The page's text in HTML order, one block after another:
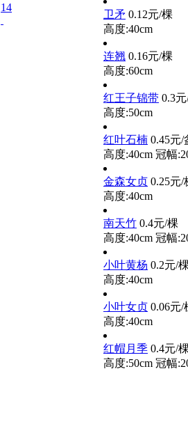
卫矛 0.12元/棵
高度:40cm
连翘 0.16元/棵
高度:60cm
红王子锦带 0.3
高度:50cm
红叶石楠 0.45元/
高度:40cm 冠幅
金森女贞 0.25元/
高度:40cm
南天竹 0.4元/棵
高度:40cm 冠幅
小叶黄杨 0.2元/
高度:40cm
小叶女贞 0.06元/
高度:40cm
红帽月季 0.4元/
高度:50cm 冠幅
14